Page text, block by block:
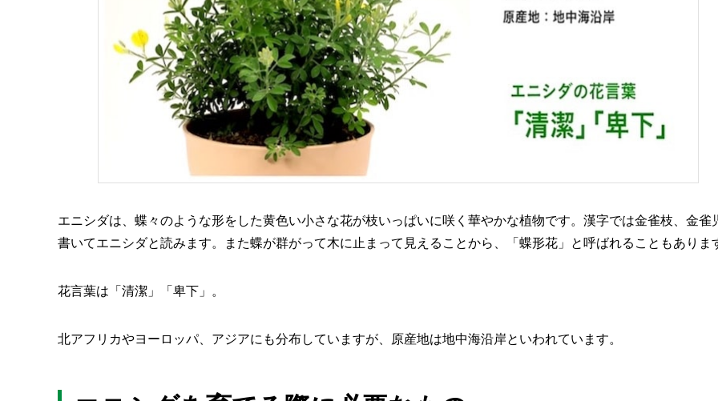
エニシダは、蝶々のような形をした黄色い小さな花が枝いっぱいに咲く華やかな植物です。漢字では金雀枝、金雀
書いてエニシダと読みます。また蝶が群がって木に止まって見えることから、「蝶形花」と呼ばれることもありま
花言葉は「清潔」「卑下」。
北アフリカやヨーロッパ、アジアにも分布していますが、原産地は地中海沿岸といわれています。